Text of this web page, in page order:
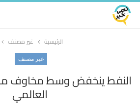
الرئيسية غير مصنف
غير مصنف
النفط ينخفض وسط مخاوف من
العالمي